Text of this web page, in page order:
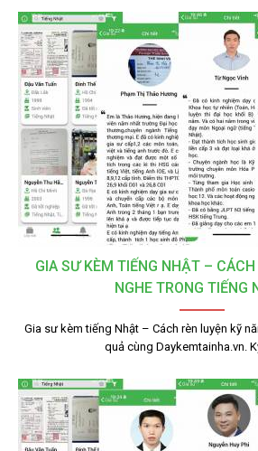
GIA SƯ KÈM TIẾNG NHẬT –
NGHE TRONG TIẾNG
Gia sư kèm tiếng Nhật – Cách rèn luyện kỹ
quả cùng Daykemtainha.vn.